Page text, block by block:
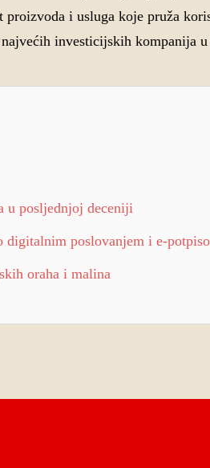
i usluga koje pruža
investicijskih kompanija
u posljednjoj deceniji
poslovanjem i e-
oraha i malina